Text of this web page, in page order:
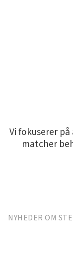
Vi fokuserer
matcher
NYHEDER OM